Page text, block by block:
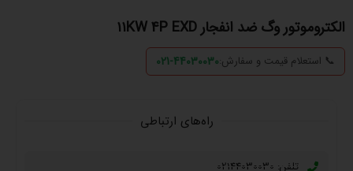
الکتروموتور وگ ضد انفجار ۱۱KW 4P EXD
📞 استعلام قیمت و سفارش:021-44030030
راه‌های ارتباطی
تلفن: 02144030030